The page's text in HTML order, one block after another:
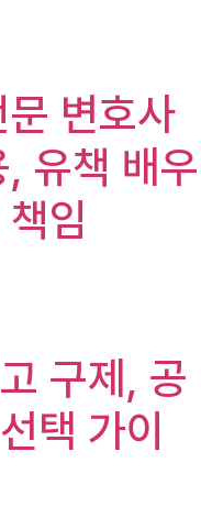
변호사
유책 배우
임
구제, 공
택 가이